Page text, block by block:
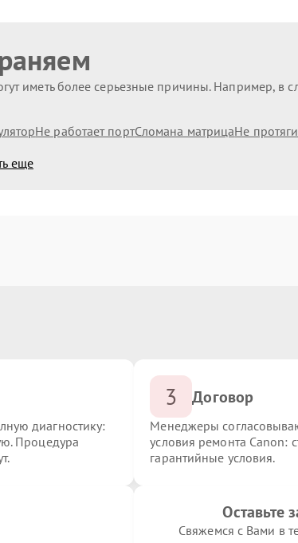
иметь более серьезные причины. Например, в
Не работает портСломана матрицаНе
еще
диагностику:
Процедура
3 Договор
Менеджеры
условия ремонта Canon:
гарантийные условия.
Оставьте
Свяжемся с Вами в